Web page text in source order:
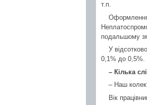
т.п.
Оформлення
подальшому
У
0,1% до 0,5%.
– Кілька
– Наш
Вік